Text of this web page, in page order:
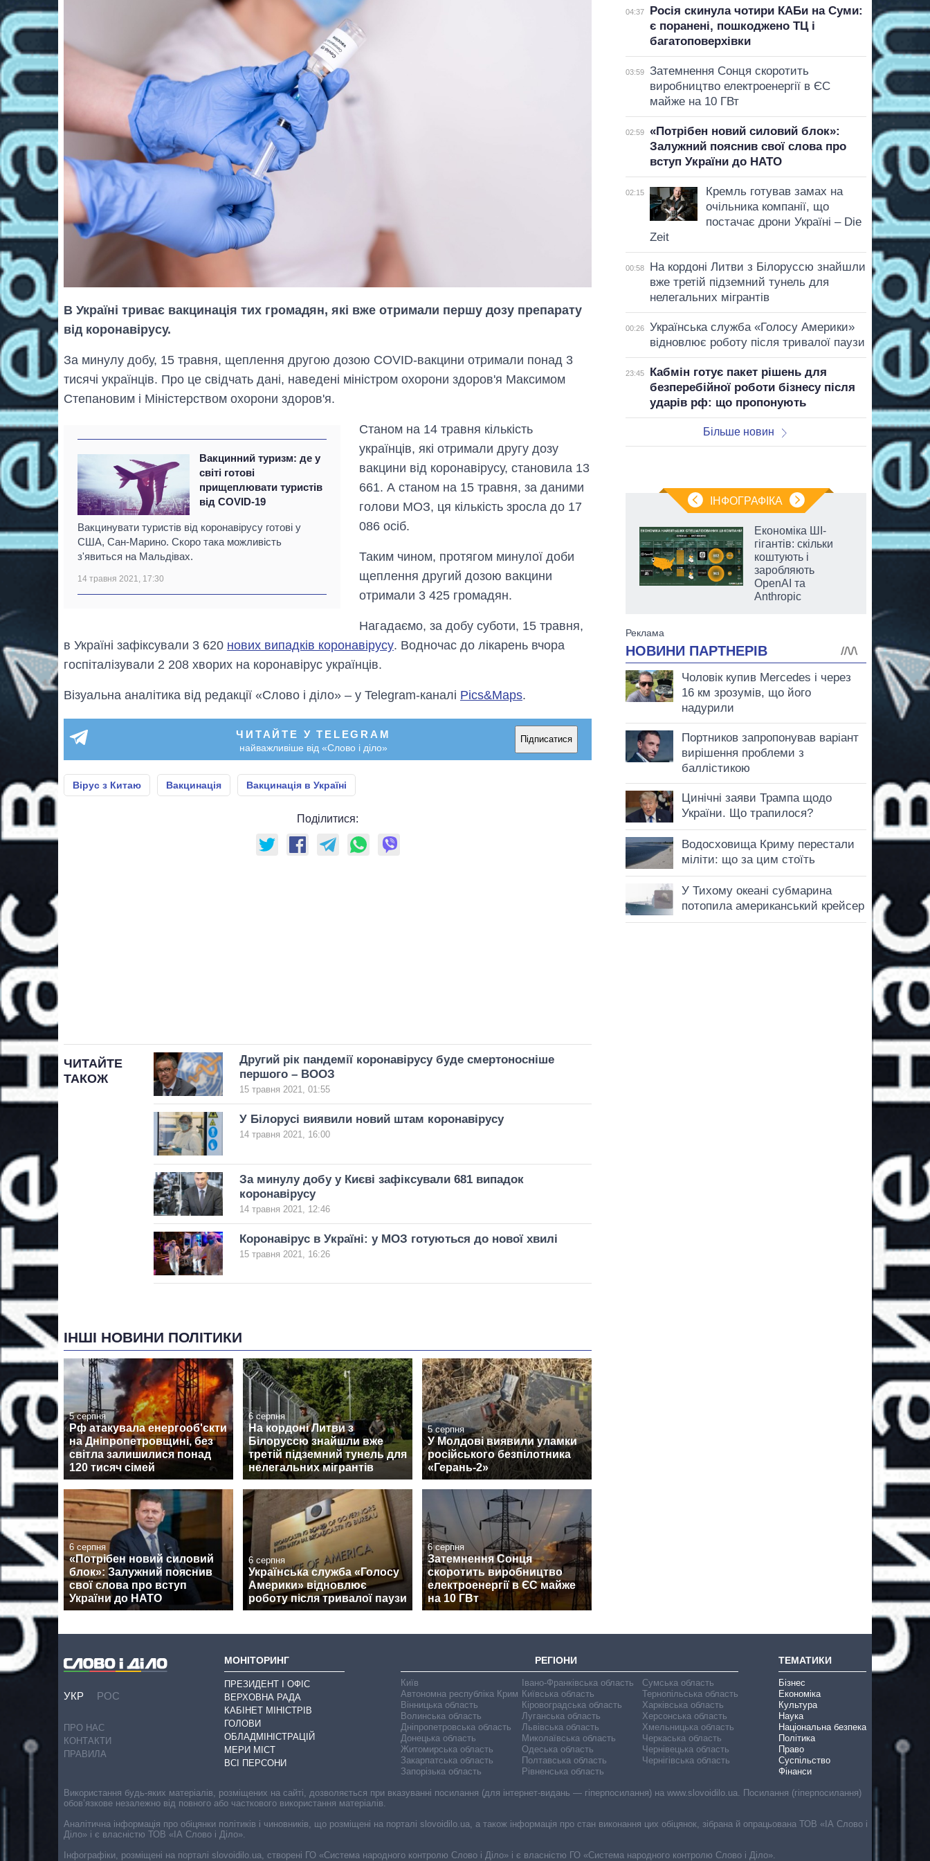
В Україні триває вакцинація тих громадян, які вже отримали першу дозу препарату
від коронавірусу.
За минулу добу, 15 травня, щеплення другою дозою COVID-вакцини отримали понад 3
тисячі українців. Про це свідчать дані, наведені міністром охорони здоров'я Максимом
Степановим і Міністерством охорони здоров'я.
Вакцинний туризм: де у
світі готові
прищеплювати туристів
від COVID-19
Вакцинувати туристів від коронавірусу готові у
США, Сан-Марино. Скоро така можливість
з'явиться на Мальдівах.
14 травня 2021, 17:30
Станом на 14 травня кількість
українців, які отримали другу дозу
вакцини від коронавірусу, становила 13
661. А станом на 15 травня, за даними
голови МОЗ, ця кількість зросла до 17
086 осіб.
Таким чином, протягом минулої доби
щеплення другий дозою вакцини
отримали 3 425 громадян.
Нагадаємо, за добу суботи, 15 травня,
в Україні зафіксували 3 620 нових випадків коронавірусу. Водночас до лікарень вчора
госпіталізували 2 208 хворих на коронавірус українців.
Візуальна аналітика від редакції «Слово і діло» – у Telegram-каналі Pics&Maps.
ЧИТАЙТЕ У TELEGRAM
найважливіше від «Слово і діло»
Підписатися
Вірус з Китаю Вакцинація Вакцинація в Україні
Поділитися:
ЧИТАЙТЕ
ТАКОЖ
Другий рік пандемії коронавірусу буде смертоносніше
першого – ВООЗ
15 травня 2021, 01:55
У Білорусі виявили новий штам коронавірусу
14 травня 2021, 16:00
За минулу добу у Києві зафіксували 681 випадок
коронавірусу
14 травня 2021, 12:46
Коронавірус в Україні: у МОЗ готуються до нової хвилі
15 травня 2021, 16:26
ІНШІ НОВИНИ ПОЛІТИКИ
5 серпня
Рф атакувала енергооб'єкти
на Дніпропетровщині, без
світла залишилися понад
120 тисяч сімей
6 серпня
На кордоні Литви з
Білоруссю знайшли вже
третій підземний тунель для
нелегальних мігрантів
5 серпня
У Молдові виявили уламки
російського безпілотника
«Герань-2»
6 серпня
«Потрібен новий силовий
блок»: Залужний пояснив
свої слова про вступ
України до НАТО
6 серпня
Українська служба «Голосу
Америки» відновлює
роботу після тривалої паузи
6 серпня
Затемнення Сонця
скоротить виробництво
електроенергії в ЄС майже
на 10 ГВт
04:37
Росія скинула чотири КАБи на Суми:
є поранені, пошкоджено ТЦ і
багатоповерхівки
03:59
Затемнення Сонця скоротить
виробництво електроенергії в ЄС
майже на 10 ГВт
02:59
«Потрібен новий силовий блок»:
Залужний пояснив свої слова про
вступ України до НАТО
02:15
Кремль готував замах на
очільника компанії, що
постачає дрони Україні – Die
Zeit
00:58
На кордоні Литви з Білоруссю знайшли
вже третій підземний тунель для
нелегальних мігрантів
00:26
Українська служба «Голосу Америки»
відновлює роботу після тривалої паузи
23:45
Кабмін готує пакет рішень для
безперебійної роботи бізнесу після
ударів рф: що пропонують
Більше новин
ІНФОГРАФІКА
літаків і танків
за роки
Економіка ШІ-
гігантів: скільки
коштують і
заробляють
OpenAI та
Anthropic
УКР РОС
ПРО НАС
КОНТАКТИ
ПРАВИЛА
МОНІТОРИНГ
ПРЕЗИДЕНТ І ОФІС
ВЕРХОВНА РАДА
КАБІНЕТ МІНІСТРІВ
ГОЛОВИ
ОБЛАДМІНІСТРАЦІЙ
МЕРИ МІСТ
ВСІ ПЕРСОНИ
РЕГІОНИ
Київ
Автономна республіка Крим
Вінницька область
Волинська область
Дніпропетровська область
Донецька область
Житомирська область
Закарпатська область
Запорізька область
Івано-Франківська область
Київська область
Кіровоградська область
Луганська область
Львівська область
Миколаївська область
Одеська область
Полтавська область
Рівненська область
Сумська область
Тернопільська область
Харківська область
Херсонська область
Хмельницька область
Черкаська область
Чернівецька область
Чернігівська область
ТЕМАТИКИ
Бізнес
Економіка
Культура
Наука
Національна безпека
Політика
Право
Суспільство
Фінанси
Використання будь-яких матеріалів, розміщених на сайті, дозволяється при вказуванні посилання (для інтернет-видань — гіперпосилання) на www.slovoidilo.ua. Посилання (гіперпосилання)
обов’язкове незалежно від повного або часткового використання матеріалів.
Аналітична інформація про обіцянки політиків і чиновників, що розміщені на порталі slovoidilo.ua, а також інформація про стан виконання цих обіцянок, зібрана й опрацьована ТОВ «ІА Слово і
Діло» і є власністю ТОВ «ІА Слово і Діло».
Інфографіки, розміщені на порталі slovoidilo.ua, створені ГО «Система народного контролю Слово і Діло» і є власністю ГО «Система народного контролю Слово і Діло».